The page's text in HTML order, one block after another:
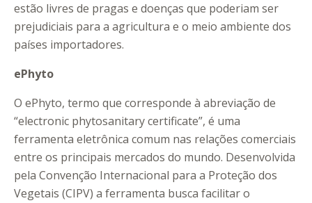
estão livres de pragas e doenças que poderiam ser
prejudiciais para a agricultura e o meio ambiente dos
países importadores.
ePhyto
O ePhyto, termo que corresponde à abreviação de
“electronic phytosanitary certificate”, é uma
ferramenta eletrônica comum nas relações comerciais
entre os principais mercados do mundo. Desenvolvida
pela Convenção Internacional para a Proteção dos
Vegetais (CIPV) a ferramenta busca facilitar o